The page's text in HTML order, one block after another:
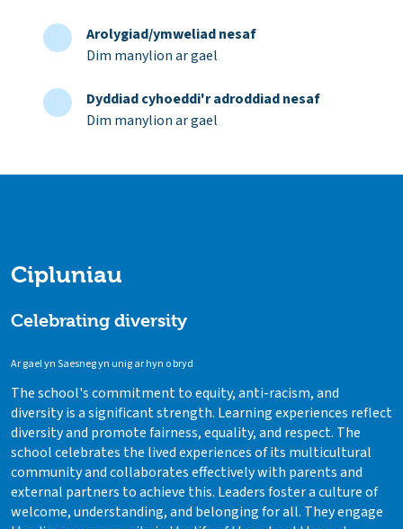
Arolygiad/ymweliad nesaf
Dim manylion ar gael
Dyddiad cyhoeddi'r adroddiad nesaf
Dim manylion ar gael
Cipluniau
Celebrating diversity
Ar gael yn Saesneg yn unig ar hyn o bryd
The school's commitment to equity, anti-racism, and
diversity is a significant strength. Learning experiences reflect
diversity and promote fairness, equality, and respect. The
school celebrates the lived experiences of its multicultural
community and collaborates effectively with parents and
external partners to achieve this. Leaders foster a culture of
welcome, understanding, and belonging for all. They engage